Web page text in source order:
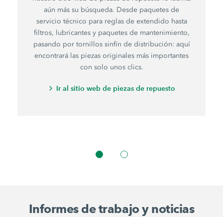
aún más su búsqueda. Desde paquetes de
servicio técnico para reglas de extendido hasta
filtros, lubricantes y paquetes de mantenimiento,
pasando por tornillos sinfín de distribución: aquí
encontrará las piezas originales más importantes
con solo unos clics.
Ir al sitio web de piezas de repuesto
Informes de trabajo y noticias